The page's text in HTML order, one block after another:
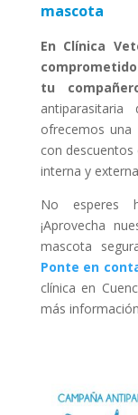
mascota
En Clínica
tu
ofrecemos una
con
interna y
No esperes
¡Aprovecha
mascota
Ponte en
clínica en
más información